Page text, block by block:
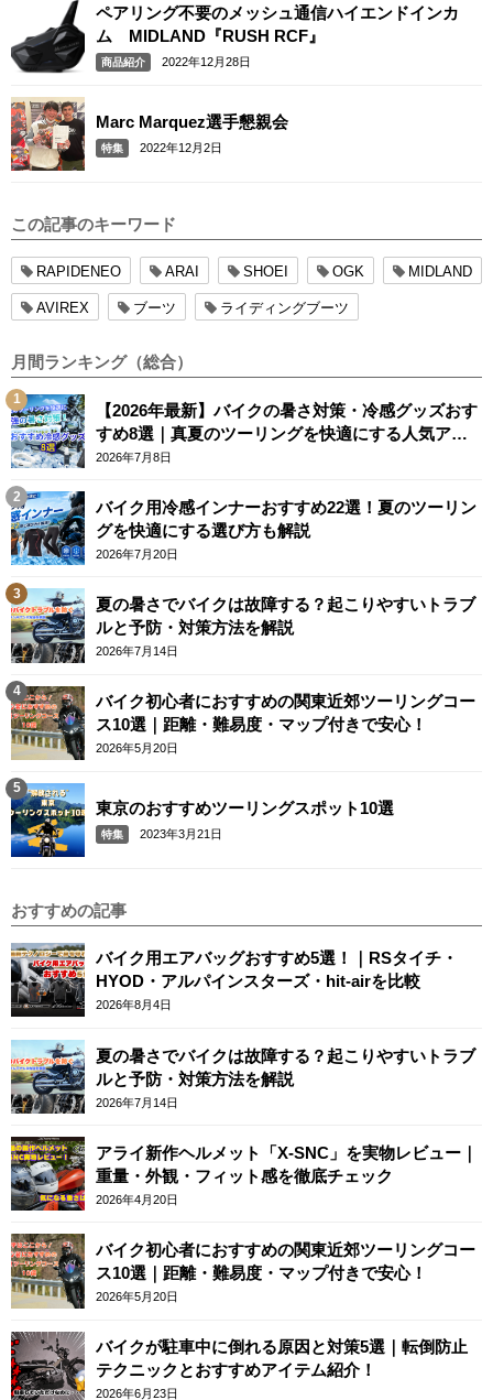
ペアリング不要のメッシュ通信ハイエンドインカ
ム MIDLAND『RUSH RCF』
商品紹介 2022年12月28日
Marc Marquez選手懇親会
特集 2022年12月2日
この記事のキーワード
RAPIDENEO ARAI SHOEI OGK MIDLAND
AVIREX ブーツ ライディングブーツ
月間ランキング（総合）
【2026年最新】バイクの暑さ対策・冷感グッズおす
すめ8選｜真夏のツーリングを快適にする人気アイ
テム
2026年7月8日
バイク用冷感インナーおすすめ22選！夏のツーリン
グを快適にする選び方も解説
2026年7月20日
夏の暑さでバイクは故障する？起こりやすいトラブ
ルと予防・対策方法を解説
2026年7月14日
バイク初心者におすすめの関東近郊ツーリングコー
ス10選｜距離・難易度・マップ付きで安心！
2026年5月20日
東京のおすすめツーリングスポット10選
特集 2023年3月21日
おすすめの記事
バイク用エアバッグおすすめ5選！｜RSタイチ・
HYOD・アルパインスターズ・hit-airを比較
2026年8月4日
夏の暑さでバイクは故障する？起こりやすいトラブ
ルと予防・対策方法を解説
2026年7月14日
アライ新作ヘルメット「X-SNC」を実物レビュー｜
重量・外観・フィット感を徹底チェック
2026年4月20日
バイク初心者におすすめの関東近郊ツーリングコー
ス10選｜距離・難易度・マップ付きで安心！
2026年5月20日
バイクが駐車中に倒れる原因と対策5選｜転倒防止
テクニックとおすすめアイテム紹介！
2026年6月23日